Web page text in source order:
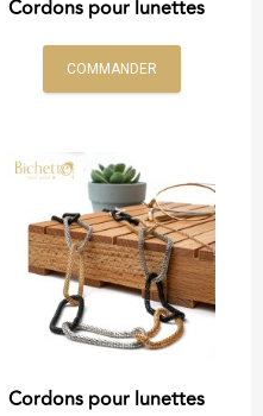
Cordons pour lunettes
COMMANDER
Cordons pour lunettes